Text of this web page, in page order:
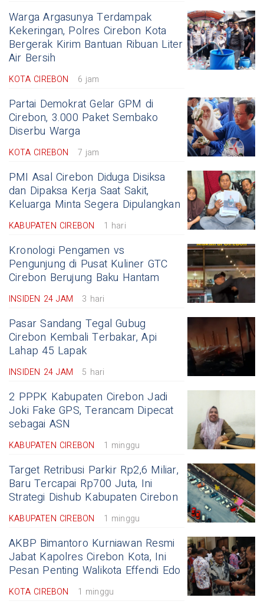
Warga Argasunya Terdampak
Kekeringan, Polres Cirebon Kota
Bergerak Kirim Bantuan Ribuan Liter
Air Bersih
KOTA CIREBON 6 jam
Partai Demokrat Gelar GPM di
Cirebon, 3.000 Paket Sembako
Diserbu Warga
KOTA CIREBON 7 jam
PMI Asal Cirebon Diduga Disiksa
dan Dipaksa Kerja Saat Sakit,
Keluarga Minta Segera Dipulangkan
KABUPATEN CIREBON 1 hari
Kronologi Pengamen vs
Pengunjung di Pusat Kuliner GTC
Cirebon Berujung Baku Hantam
INSIDEN 24 JAM 3 hari
Pasar Sandang Tegal Gubug
Cirebon Kembali Terbakar, Api
Lahap 45 Lapak
INSIDEN 24 JAM 5 hari
2 PPPK Kabupaten Cirebon Jadi
Joki Fake GPS, Terancam Dipecat
sebagai ASN
KABUPATEN CIREBON 1 minggu
Target Retribusi Parkir Rp2,6 Miliar,
Baru Tercapai Rp700 Juta, Ini
Strategi Dishub Kabupaten Cirebon
KABUPATEN CIREBON 1 minggu
AKBP Bimantoro Kurniawan Resmi
Jabat Kapolres Cirebon Kota, Ini
Pesan Penting Walikota Effendi Edo
KOTA CIREBON 1 minggu